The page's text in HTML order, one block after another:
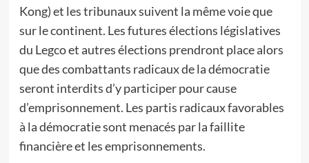
Kong) et les tribunaux suivent la même voie que
sur le continent. Les futures élections législatives
du Legco et autres élections prendront place alors
que des combattants radicaux de la démocratie
seront interdits d’y participer pour cause
d’emprisonnement. Les partis radicaux favorables
à la démocratie sont menacés par la faillite
financière et les emprisonnements.